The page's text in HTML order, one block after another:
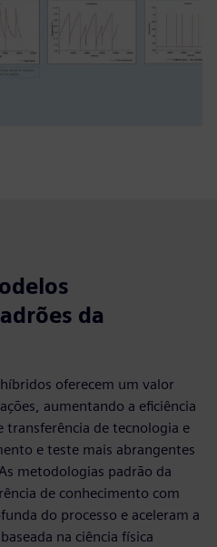
da
oferecem um valor
aumentando a eficiência
transferência de tecnologia e
e teste mais abrangentes
metodologias padrão da
de conhecimento com
do processo e aceleram a
na ciência física